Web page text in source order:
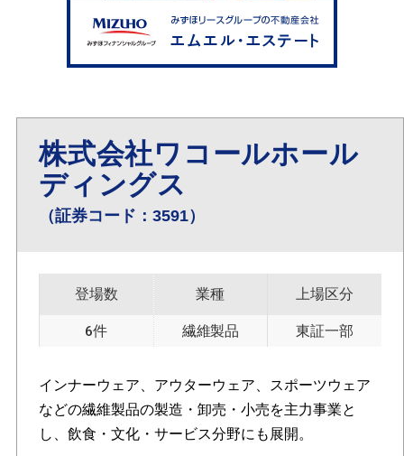
株式会社ワコールホール
ディングス
（証券コード：3591）
登場数
6件
業種
繊維製品
上場区分
東証一部
インナーウェア、アウターウェア、スポーツウェア
などの繊維製品の製造・卸売・小売を主力事業と
し、飲食・文化・サービス分野にも展開。